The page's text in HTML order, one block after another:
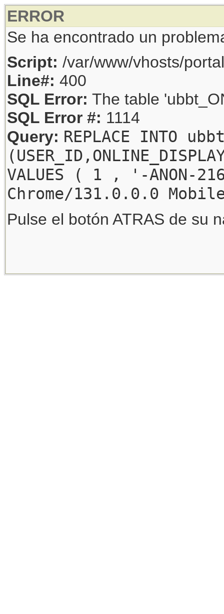
ERROR
Se ha encontrado un
Script: /var/www/vhosts/
Line#: 400
SQL Error: The table
SQL Error #: 1114
Query: REPLACE INTO
VALUES ( 1 , '-
Chrome/131.0.0.0
Pulse el botón ATRAS de su